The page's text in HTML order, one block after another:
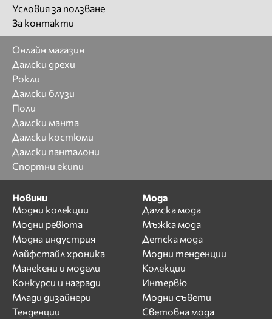
Условия за ползване
За контакти
Онлайн магазин
Дамски дрехи
Рокли
Дамски блузи
Поли
Дамски манта
Дамски костюми
Дамски панталони
Спортни екипи
Новини
Модни колекции
Модни ревюта
Модна индустрия
Лайфстайл хроника
Манекени и модели
Конкурси и награди
Млади дизайнери
Тенденции
Мода
Дамска мода
Мъжка мода
Детска мода
Модни тенденции
Колекции
Интервю
Модни съвети
Световна мода